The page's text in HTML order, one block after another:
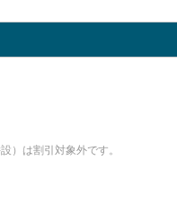
）は割引対象外です。